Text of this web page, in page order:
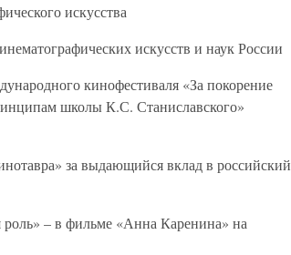
искусства
искусств и наук России
кинофестиваля «За покорение
школы К.С. Станиславского»
за выдающийся вклад в российский
– в фильме «Анна Каренина» на